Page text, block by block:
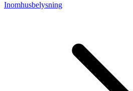
Inomhusbelysning